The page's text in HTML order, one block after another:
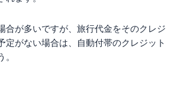
合が多いですが、旅行代金をそのクレジ
定がない場合は、自動付帯のクレジット